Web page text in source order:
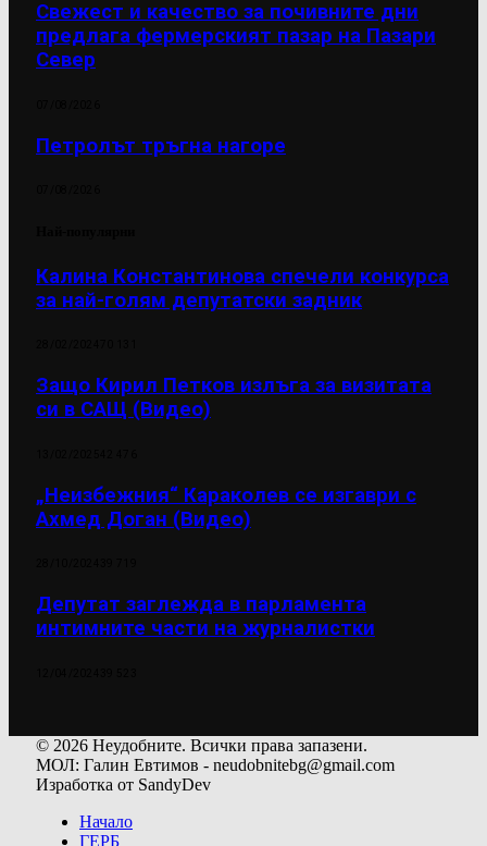
Свежест и качество за почивните дни
предлага фермерският пазар на Пазари
Север
Петролът тръгна нагоре
Калина Константинова спечели конкурса
за най-голям депутатски задник
Защо Кирил Петков излъга за визитата
си в САЩ (Видео)
„Неизбежния“ Караколев се изгаври с
Ахмед Доган (Видео)
Депутат заглежда в парламента
интимните части на журналистки
© 2026 Неудобните. Всички права запазени.
МОЛ: Галин Евтимов - neudobnitebg@gmail.com
Изработка от SandyDev
Начало
ГЕРБ